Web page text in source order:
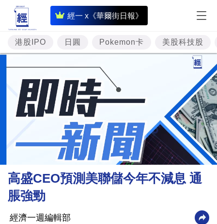
經一 x《華爾街日報》
即
時
財
經
專
題
投
資
樓
市
財
業
港股IPO 日圓 Pokemon卡 美股科技股
高盛CEO預測美聯儲今年不減息 通
脹強勁
經濟一週編輯部